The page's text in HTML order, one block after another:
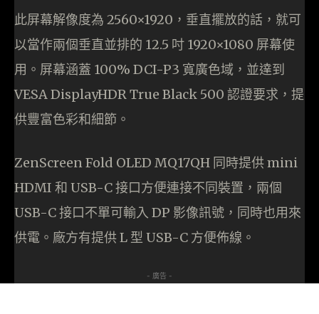
此屏幕解像度為 2560×1920，垂直擺放的話，就可
以當作兩個垂直並排的 12.5 吋 1920×1080 屏幕使
用。屏幕涵蓋 100% DCI-P3 寬廣色域，並達到
VESA DisplayHDR True Black 500 認證要求，提
供豐富色彩和細節。
ZenScreen Fold OLED MQ17QH 同時提供 mini
HDMI 和 USB-C 接口方便連接不同裝置，兩個
USB-C 接口不單可輸入 DP 影像訊號，同時也用來
供電。廠方有提供 L 型 USB-C 方便佈線。
- 廣告 -